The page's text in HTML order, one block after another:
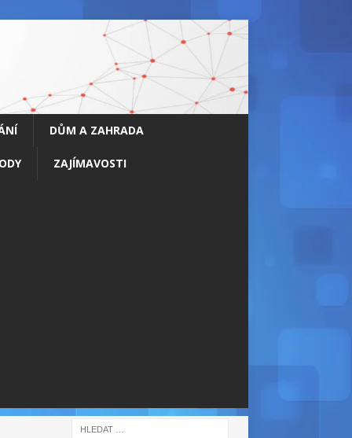
DŮM A ZAHRADA
ZAJÍMAVOSTI